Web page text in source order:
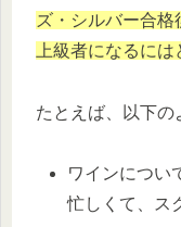
ズ・シルバー合
上級者になるに
たとえば、以下の
ワインについ
忙しくて、ス